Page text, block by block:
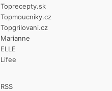
RSS
Toprecepty.sk
Topmoucniky.cz
Topgrilovani.cz
Marianne
ELLE
Lifee